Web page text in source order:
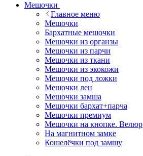
Мешочки
Главное меню
Мешочки
Бархатные мешочки
Мешочки из органзы
Мешочки из парчи
Мешочки из ткани
Мешочки из экокожи
Мешочки под ложки
Мешочки лен
Мешочки замша
Мешочки бархат+парча
Мешочки премиум
Мешочки на кнопке. Велюр
На магнитном замке
Кошелёчки под замшу